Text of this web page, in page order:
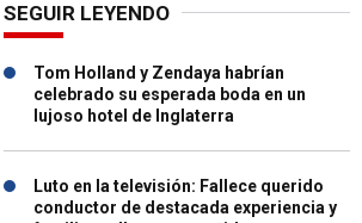
SEGUIR LEYENDO
Tom Holland y Zendaya habrían
celebrado su esperada boda en un
lujoso hotel de Inglaterra
Luto en la televisión: Fallece querido
conductor de destacada experiencia y